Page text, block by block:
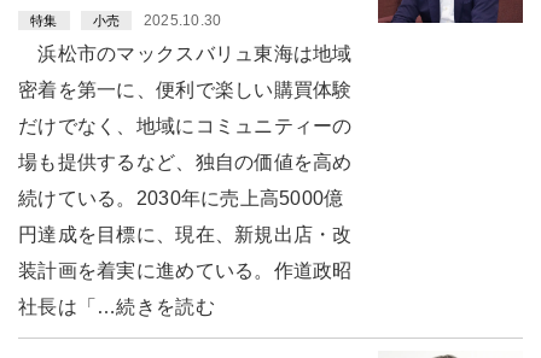
特集 小売 2025.10.30
浜松市のマックスバリュ東海は地域
密着を第一に、便利で楽しい購買体験
だけでなく、地域にコミュニティーの
場も提供するなど、独自の価値を高め
続けている。2030年に売上高5000億
円達成を目標に、現在、新規出店・改
装計画を着実に進めている。作道政昭
社長は「…続きを読む